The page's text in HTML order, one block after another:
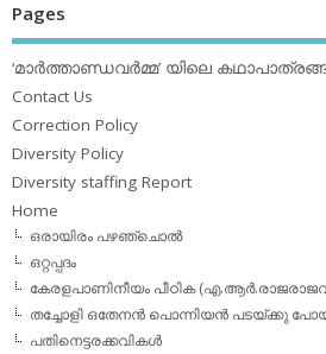
Pages
‘മാര്‍ത്താണ്ഡവര്‍മ്മ’ യിലെ
Contact Us
Correction Policy
Diversity Policy
Diversity staffing Report
Home
ഒരായിരം പഴഞ്ചൊല്‍
ഒറ്റപ്പദം
കേരളപാണിനീയം പീഠിക
തച്ചോളി ഒതേനൻ പൊന്നിയൻ പടയ്‌ക്കു
പതിനെട്ടരക്കവികള്‍